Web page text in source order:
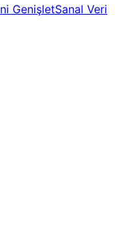
GenişletSanal Veri